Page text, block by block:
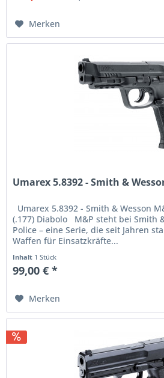
Merken
Umarex 5.8392 - Smith &
Umarex 5.8392 - Smith & Wesson
(.177) Diabolo M&P steht bei Smith
Police – eine Serie, die seit Jahren
Waffen für Einsatzkräfte...
Inhalt 1 Stück
99,00 € *
Merken